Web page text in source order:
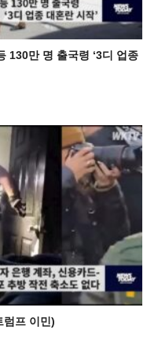
130만 명 출국령 ‘3디 업종
럼프 이민)